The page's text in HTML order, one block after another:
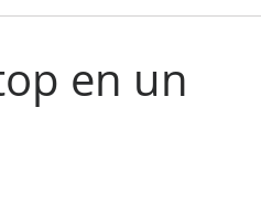
en un